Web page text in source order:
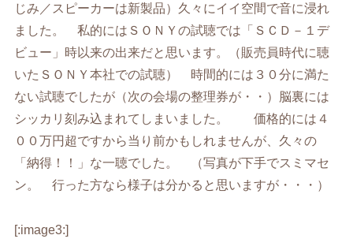
じみ／スピーカーは新製品）久々にイイ空間で音に浸れ
ました。 私的にはＳＯＮＹの試聴では「ＳＣＤ－１デ
ビュー」時以来の出来だと思います。（販売員時代に聴
いたＳＯＮＹ本社での試聴） 時間的には３０分に満た
ない試聴でしたが（次の会場の整理券が・・）脳裏には
シッカリ刻み込まれてしまいました。 価格的には４
００万円超ですから当り前かもしれませんが、久々の
「納得！！」な一聴でした。 （写真が下手でスミマセ
ン。 行った方なら様子は分かると思いますが・・・）
[:image3:]